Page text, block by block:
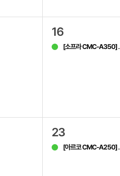
16
[소프라 CMC-A350]
23
[아르코 CMC-A250]